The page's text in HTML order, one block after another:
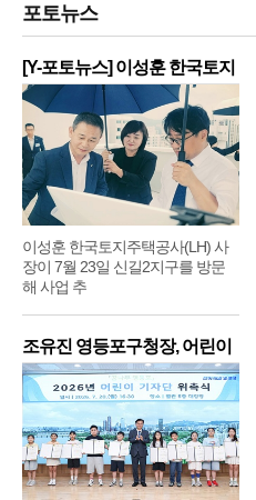
포토뉴스
[Y-포토뉴스] 이성훈 한국토지
주
이성훈 한국토지주택공사(LH) 사
장이 7월 23일 신길2지구를 방문
해 사업 추
조유진 영등포구청장, 어린이
기